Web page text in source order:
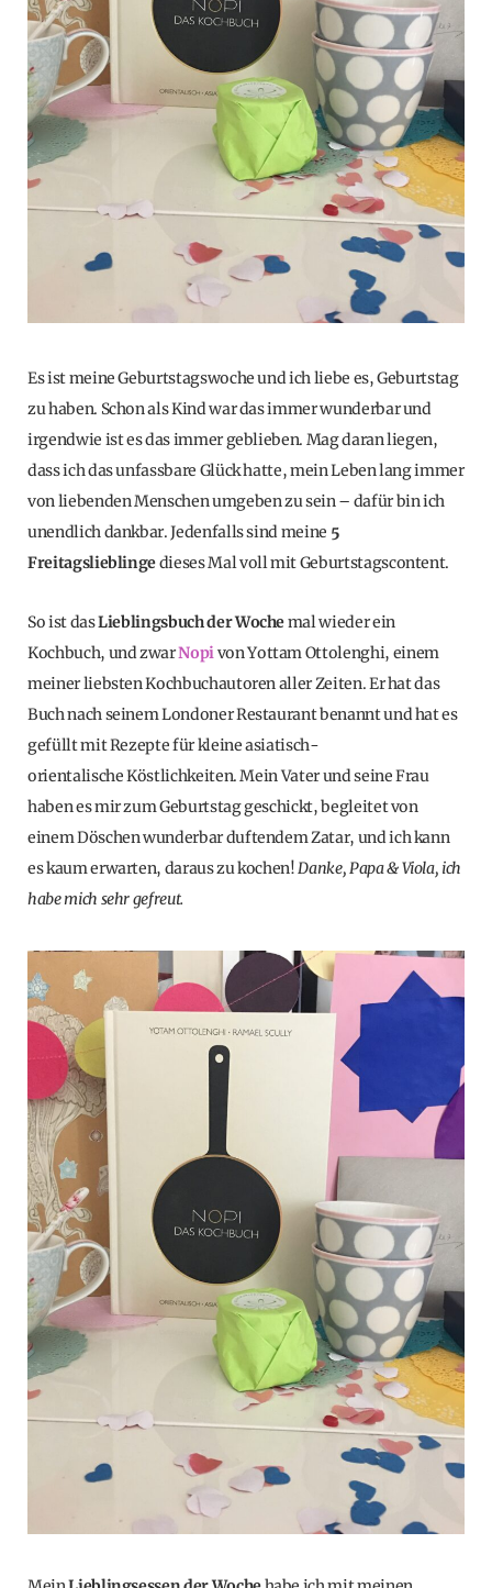
Es ist meine Geburtstagswoche und ich liebe es, Geburtstag
zu haben. Schon als Kind war das immer wunderbar und
irgendwie ist es das immer geblieben. Mag daran liegen,
dass ich das unfassbare Glück hatte, mein Leben lang immer
von liebenden Menschen umgeben zu sein – dafür bin ich
unendlich dankbar. Jedenfalls sind meine 5
Freitagslieblingedieses Mal voll mit Geburtstagscontent.
So ist dasLieblingsbuch der Wochemal wieder ein
Kochbuch, und zwarNopivon Yottam Ottolenghi, einem
meiner liebsten Kochbuchautoren aller Zeiten. Er hat das
Buch nach seinem Londoner Restaurant benannt und hat es
gefüllt mit Rezepte für kleine asiatisch-
orientalische Köstlichkeiten. Mein Vater und seine Frau
haben es mir zum Geburtstag geschickt, begleitet von
einem Döschen wunderbar duftendem Zatar, und ich kann
es kaum erwarten, daraus zu kochen!Danke, Papa & Viola, ich
habe mich sehr gefreut.